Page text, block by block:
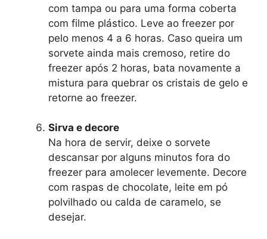
com tampa ou para uma forma coberta
com filme plástico. Leve ao freezer por
pelo menos 4 a 6 horas. Caso queira um
sorvete ainda mais cremoso, retire do
freezer após 2 horas, bata novamente a
mistura para quebrar os cristais de gelo e
retorne ao freezer.
Sirva e decore
Na hora de servir, deixe o sorvete
descansar por alguns minutos fora do
freezer para amolecer levemente. Decore
com raspas de chocolate, leite em pó
polvilhado ou calda de caramelo, se
desejar.